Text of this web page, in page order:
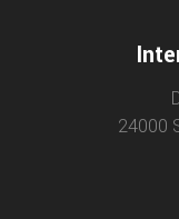
24000